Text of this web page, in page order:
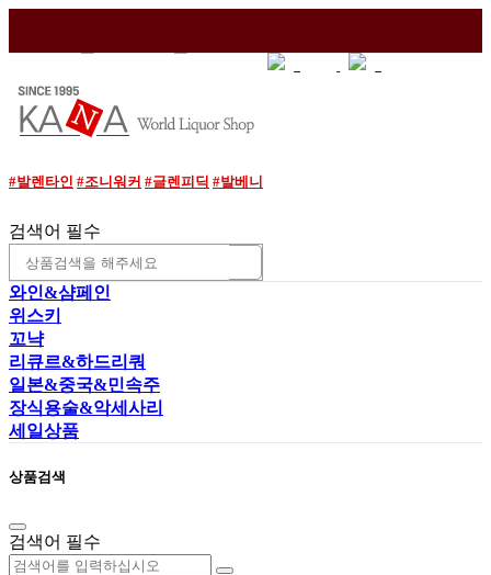
#발렌타인 #조니워커 #글렌피딕 #발베니
검색어 필수
와인&샴페인
위스키
꼬냑
리큐르&하드리쿼
일본&중국&민속주
장식용술&악세사리
세일상품
상품검색
검색어 필수